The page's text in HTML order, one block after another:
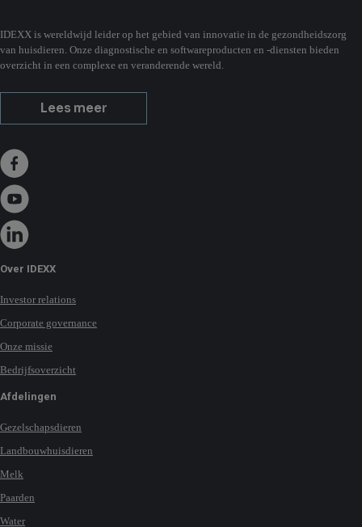
IDEXX is wereldwijd leider op het gebied van innovatie in de gezondheidszorg
van huisdieren. Onze diagnostische en softwareproducten en -diensten bieden
overzicht in een complexe en veranderende wereld.
Lees meer
Over IDEXX
Investor relations
Corporate governance
Onze missie
Bedrijfsoverzicht
Afdelingen
Gezelschapsdieren
Landbouwhuisdieren
Melk
Paarden
Water